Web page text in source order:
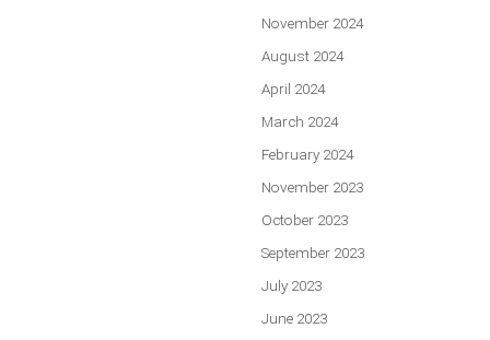
November 2024
August 2024
April 2024
March 2024
February 2024
November 2023
October 2023
September 2023
July 2023
June 2023